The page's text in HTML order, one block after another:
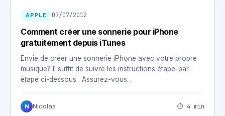
APPLE 07/07/2012
Comment créer une sonnerie pour iPhone
gratuitement depuis iTunes
Envie de créer une sonnerie iPhone avec votre propre
musique? Il suffit de suivre les instructions étape-par-
étape ci-dessous . Assurez-vous…
N Nicolas ⏱ 4 min